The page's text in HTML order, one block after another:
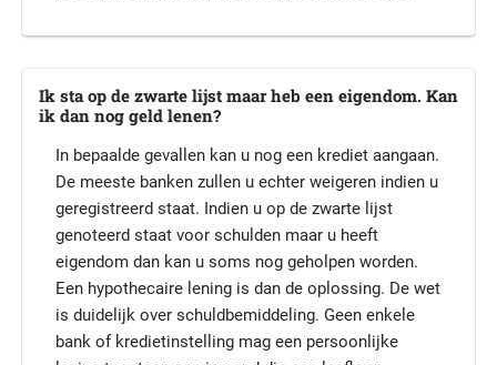
Ik sta op de zwarte lijst maar heb een eigendom. Kan
ik dan nog geld lenen?
In bepaalde gevallen kan u nog een krediet aangaan.
De meeste banken zullen u echter weigeren indien u
geregistreerd staat. Indien u op de zwarte lijst
genoteerd staat voor schulden maar u heeft
eigendom dan kan u soms nog geholpen worden.
Een hypothecaire lening is dan de oplossing. De wet
is duidelijk over schuldbemiddeling. Geen enkele
bank of kredietinstelling mag een persoonlijke